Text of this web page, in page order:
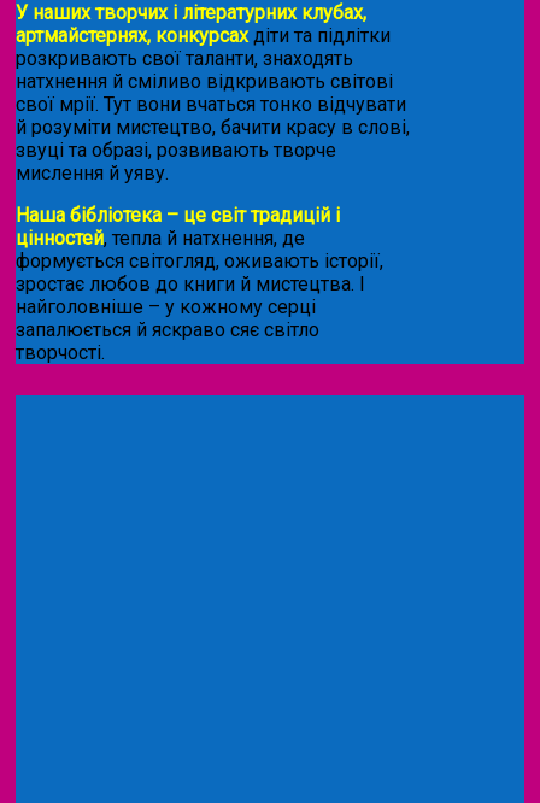
У наших творчих і літературних клубах,
артмайстернях, конкурсахдіти та підлітки
розкривають свої таланти, знаходять
натхнення й сміливо відкривають світові
свої мрії. Тут вони вчаться тонко відчувати
й розуміти мистецтво, бачити красу в слові,
звуці та образі, розвивають творче
мислення й уяву.
Наша бібліотека – це світ традицій і
цінностей, тепла й натхнення, де
формується світогляд, оживають історії,
зростає любов до книги й мистецтва. І
найголовніше – у кожному серці
запалюється й яскраво сяє світло
творчості.